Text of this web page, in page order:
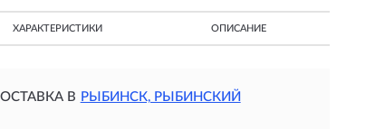
ХАРАКТЕРИСТИКИ ОПИСАНИЕ
В РЫБИНСК, РЫБИНСКИЙ